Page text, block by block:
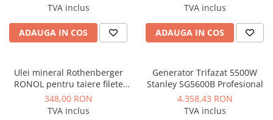
Instalatii de gaz
Tevi PEHD gaz
Fitinguri gaz
Aparate sudura si dispozitive gaz
Izolatii tehnice
Izolatii pentru aer conditionat
TVA inclus
ADAUGA IN COS
TVA inclus
ADAUGA IN COS
Ulei mineral Rothenberger
RONOL pentru taiere filete
bidon 5 litri
348,00 RON
TVA inclus
Generator Trifazat 5500W
Stanley SG5600B Profesional
4.358,43 RON
TVA inclus